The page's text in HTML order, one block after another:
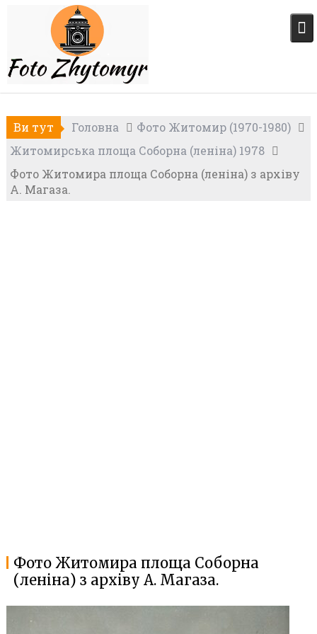
Ви тут Головна
Фото Житомир (1970-1980)
Житомирська площа Соборна (леніна) 1978
Фото Житомира площа Соборна (леніна) з архіву
А. Магаза.
Фото Житомира площа Соборна
(леніна) з архіву А. Магаза.